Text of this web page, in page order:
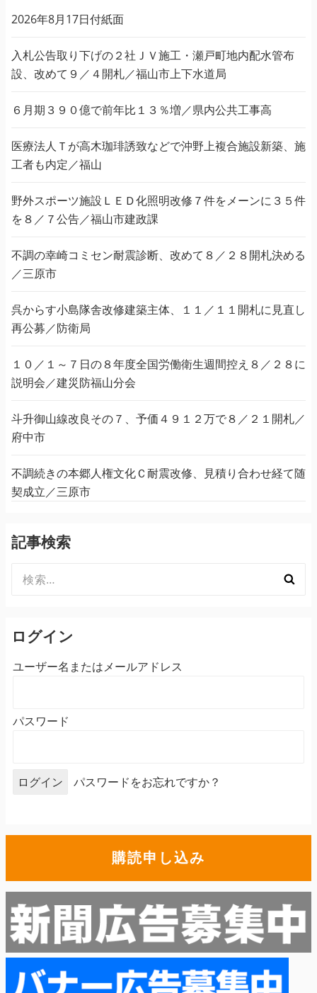
2026年8月17日付紙面
入札公告取り下げの２社ＪＶ施工・瀬戸町地内配水管布
設、改めて９／４開札／福山市上下水道局
６月期３９０億で前年比１３％増／県内公共工事高
医療法人Ｔが高木珈琲誘致などで沖野上複合施設新築、施
工者も内定／福山
野外スポーツ施設ＬＥＤ化照明改修７件をメーンに３５件
を８／７公告／福山市建政課
不調の幸崎コミセン耐震診断、改めて８／２８開札決める
／三原市
呉からす小島隊舎改修建築主体、１１／１１開札に見直し
再公募／防衛局
１０／１～７日の８年度全国労働衛生週間控え８／２８に
説明会／建災防福山分会
斗升御山線改良その７、予価４９１２万で８／２１開札／
府中市
不調続きの本郷人権文化Ｃ耐震改修、見積り合わせ経て随
契成立／三原市
記事検索
索:
ログイン
ユーザー名またはメールアドレス
パスワード
パスワードをお忘れですか？
購読申し込み